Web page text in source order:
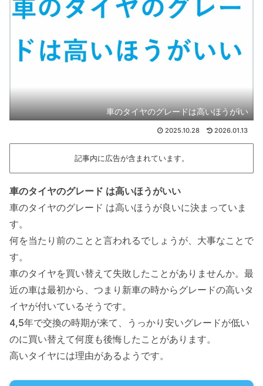
車のタイヤのグレードは高いほうがiい
2025.10.28 2026.01.13
記事内に広告が含まれています。
車のタイヤのグレード は高いほうがいい
車のタイヤのグレード は高いほうが良いに決まっていま
す。
何を当たり前のことと言われるでしょうが、大事なことで
す。
車のタイヤを買い替えて失敗したことがありませんか。最
近の車は最初から、つまり新車の時からグレードの高いタ
イヤが付いているそうです。
4,5年で交換の時期が来て、うっかり安いグレードが低い
のに買い替えて何度も後悔したことがあります。
高いタイヤには理由があるようです。